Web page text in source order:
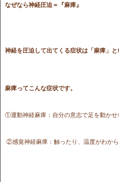
なぜなら神経圧迫＝『麻痺』
神経を圧迫して出てくる症状は「麻痺」と
麻痺ってこんな症状です。
①運動神経麻痺：自分の意志で足を動かせ
②感覚神経麻痺：触ったり、温度がわから